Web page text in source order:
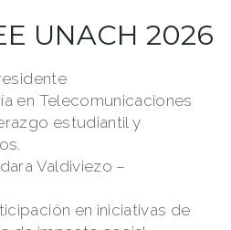
UNACH 2026
en Telecomunicaciones
estudiantil y
Valdiviezo –
en iniciativas de